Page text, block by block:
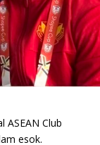
Club
esok.